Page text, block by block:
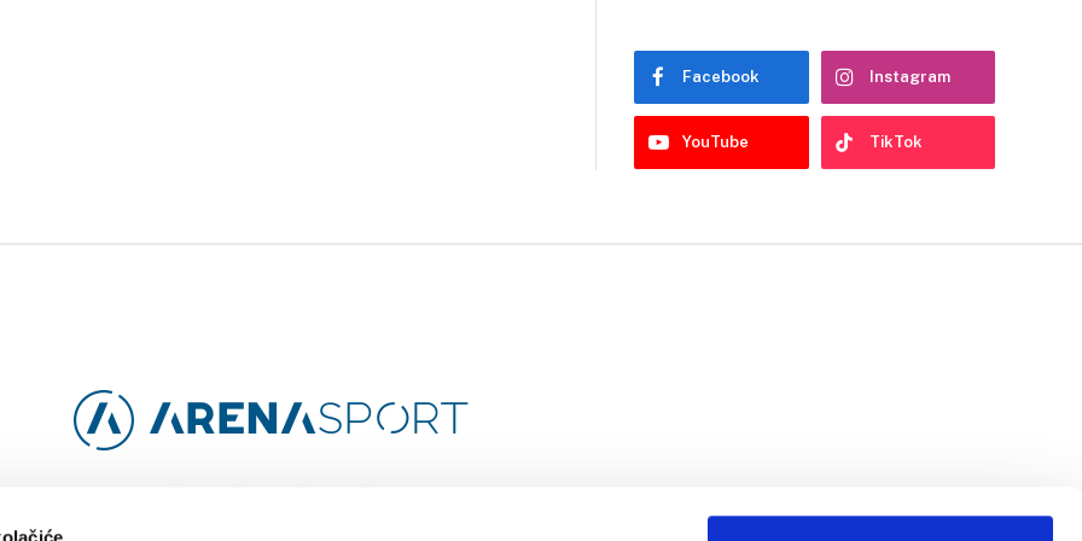
Facebook Instagram
YouTube TikTok